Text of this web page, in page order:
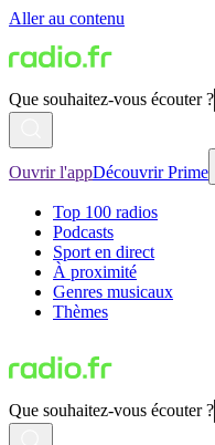
Aller au contenu
Que souhaitez-vous écouter ?
Ouvrir l'appDécouvrir Prime
Top 100 radios
Podcasts
Sport en direct
À proximité
Genres musicaux
Thèmes
Que souhaitez-vous écouter ?